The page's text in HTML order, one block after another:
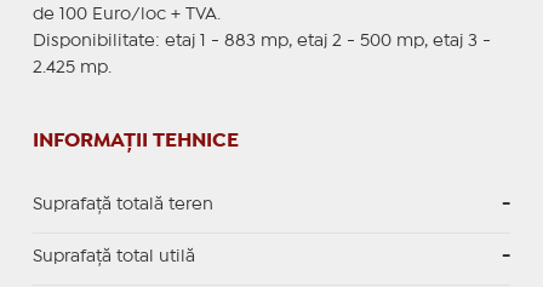
de 100 Euro/loc + TVA.
Disponibilitate: etaj 1 - 883 mp, etaj 2 - 500 mp, etaj 3 -
2.425 mp.
INFORMAȚII TEHNICE
Suprafață totală teren -
Suprafaţă total utilă -